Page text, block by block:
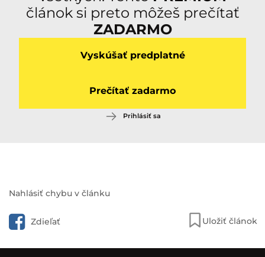
článok si preto môžeš prečítať
ZADARMO
Vyskúšať predplatné
Prečítať zadarmo
Prihlásiť sa
Maďarsko: Magyar si na návštevu
vyberá iné metropoly, Bratislava
Nahlásiť chybu v článku
Zdieľať Uložiť článok